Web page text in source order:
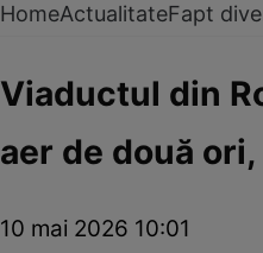
HomeActualitateFapt
Viaductul din
aer de două
10 mai 2026 10:01